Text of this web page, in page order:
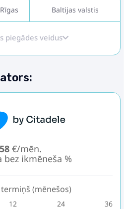
Baltijas valstis
piegādes veidus
€/mēn.
bez ikmēneša %
(mēnešos)
12 24 36